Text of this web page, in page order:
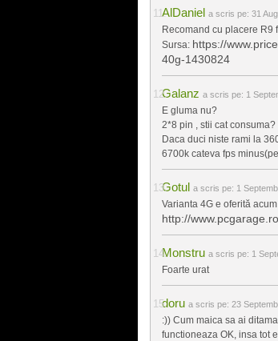
AlDaniel a scris pe: 31
Recomand cu placere R9
Sursa: https://
40g-1430824
Galanz a scris pe: 1
E gluma nu?
2*8 pin , stii cat consuma?
Daca duci niste rami la
6700k cateva fps
Gotul a scris pe: 1
Varianta 4G e oferită
http://
Monstru a scris pe: 1
Foarte urat
doru a scris pe: 23
:)) Cum maica sa ai
functioneaza OK, insa tot